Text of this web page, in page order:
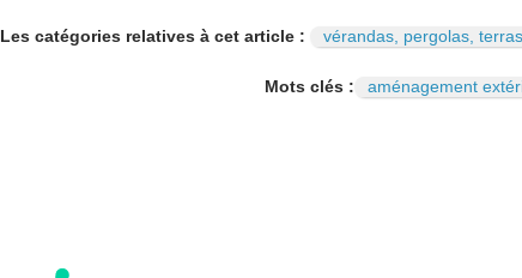
Les catégories relatives à cet article : vérandas, pergolas,
Mots clés : aménagement